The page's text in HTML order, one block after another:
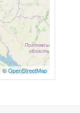
©OpenStreetMap